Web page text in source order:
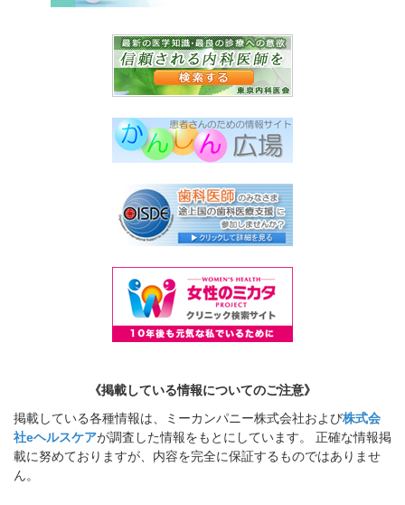
《掲載している情報についてのご注意》
掲載している各種情報は、ミーカンパニー株式会社および株式会
社eヘルスケアが調査した情報をもとにしています。 正確な情報掲
載に努めておりますが、内容を完全に保証するものではありませ
ん。